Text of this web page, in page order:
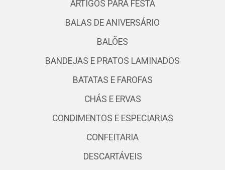
ARTIGOS PARA FESTA
BALAS DE ANIVERSÁRIO
BALÕES
BANDEJAS E PRATOS LAMINADOS
BATATAS E FAROFAS
CHÁS E ERVAS
CONDIMENTOS E ESPECIARIAS
CONFEITARIA
DESCARTÁVEIS